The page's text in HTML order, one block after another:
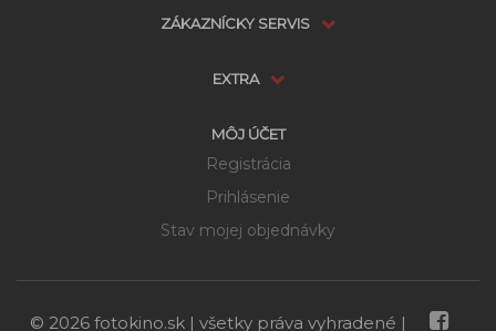
Dostupnosť:Skladom možnosti doručenia
ZÁKAZNÍCKY SERVIS
EXTRA
MÔJ ÚČET
Registrácia
Prihlásenie
Stav mojej objednávky
© 2026 fotokino.sk | všetky práva vyhradené |